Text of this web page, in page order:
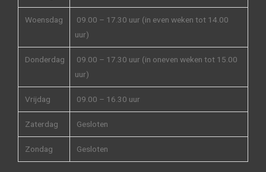
Woensdag
09.00 – 17.30 uur (in even weken tot 14.00
uur)
Donderdag
09.00 – 17.30 uur (in oneven weken tot 15.00
uur)
Vrijdag 09.00 – 16.30 uur
Zaterdag Gesloten
Zondag Gesloten